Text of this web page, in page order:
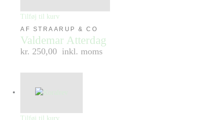
Tilføj til kurv
AF STRAARUP & CO
Valdemar Atterdag
kr. 250,00 inkl. moms
Tilføj til kurv